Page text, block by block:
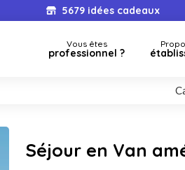
5679 idées cadeaux
Vous êtes
professionnel ?
Séjour en Van